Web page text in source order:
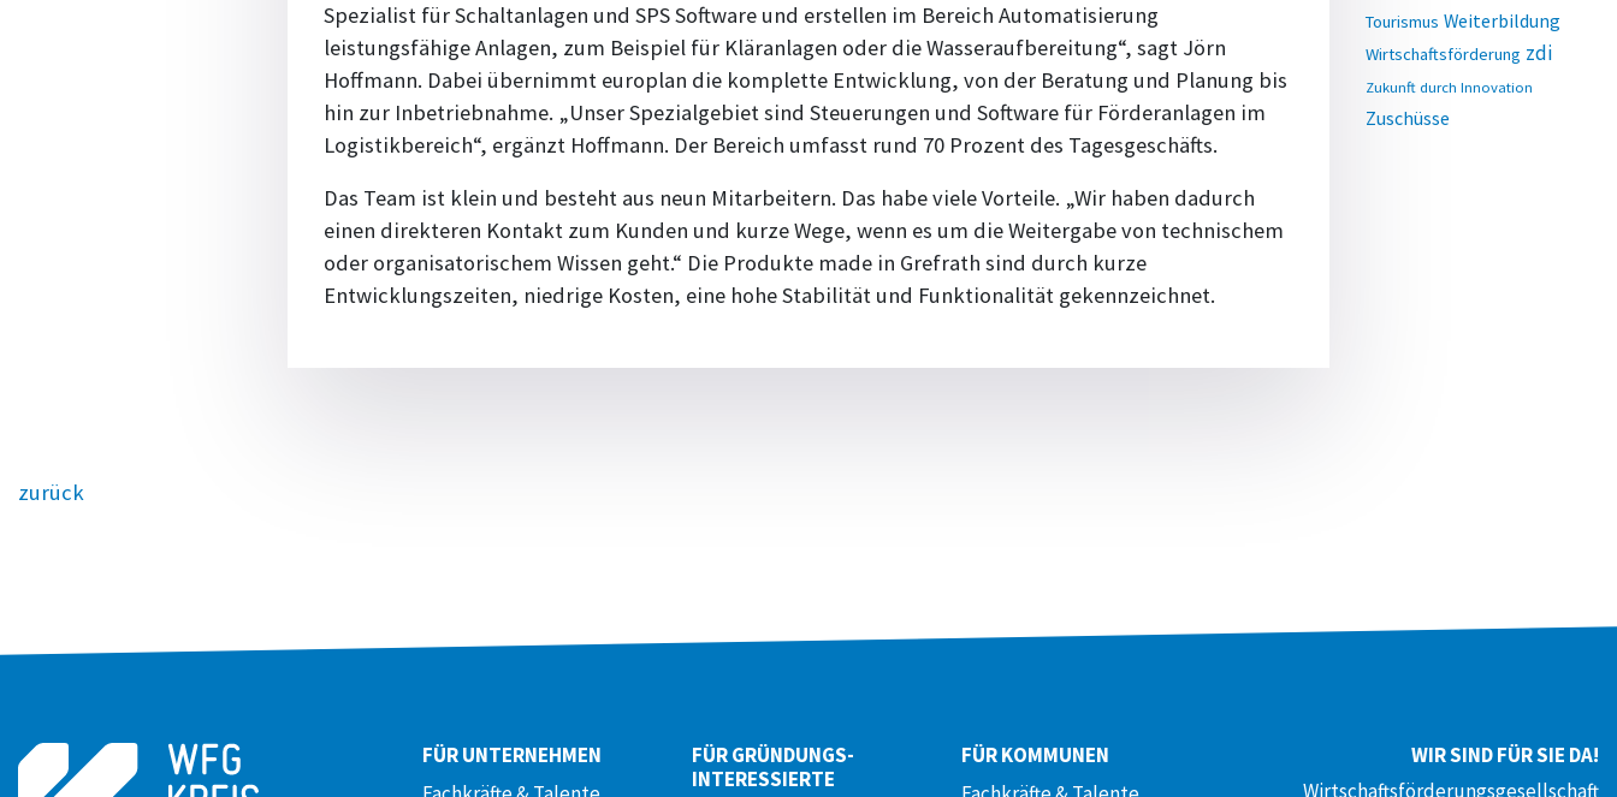
Spezialist für Schaltanlagen und SPS Software und erstellen im Bereich Automatisierung
leistungsfähige Anlagen, zum Beispiel für Kläranlagen oder die Wasseraufbereitung“, sagt Jörn
Hoffmann. Dabei übernimmt europlan die komplette Entwicklung, von der Beratung und Planung bis
hin zur Inbetriebnahme. „Unser Spezialgebiet sind Steuerungen und Software für Förderanlagen im
Logistikbereich“, ergänzt Hoffmann. Der Bereich umfasst rund 70 Prozent des Tagesgeschäfts.
Das Team ist klein und besteht aus neun Mitarbeitern. Das habe viele Vorteile. „Wir haben dadurch
einen direkteren Kontakt zum Kunden und kurze Wege, wenn es um die Weitergabe von technischem
oder organisatorischem Wissen geht.“ Die Produkte made in Grefrath sind durch kurze
Entwicklungszeiten, niedrige Kosten, eine hohe Stabilität und Funktionalität gekennzeichnet.
Tourismus Weiterbildung
Wirtschaftsförderung zdi
Zukunft durch Innovation
Zuschüsse
zurück
FÜR UNTERNEHMEN
FÜR GRÜNDUNGS­
INTERESSIERTE
FÜR KOMMUNEN
WIR SIND FÜR SIE DA!
Wirtschaftsförderungsgesellschaft